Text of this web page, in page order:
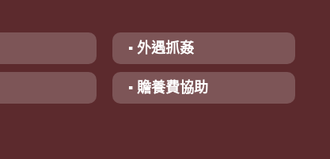
▪ 外遇抓姦
▪ 贍養費協助